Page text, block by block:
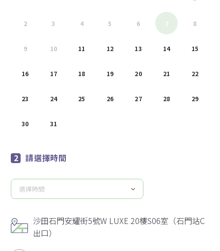
2 3 4 5 6 7 8
9 10 11 12 13 14 15
16 17 18 19 20 21 22
23 24 25 26 27 28 29
30 31
請選擇時間
選擇時間
請
時
沙田石門安耀街5號W LUXE 20樓S06室（石門站C
出口）